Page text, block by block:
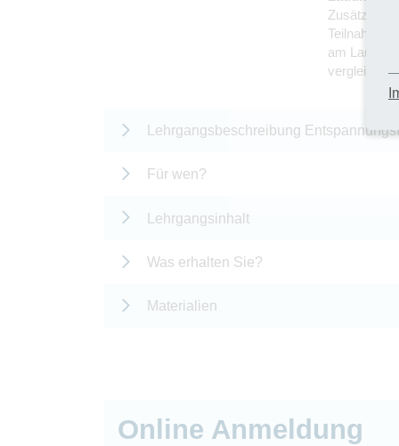
Zusätzlich
Teilnahme
am
Lehrgangsbeschreibung
Für wen?
Lehrgangsinhalt
Was erhalten Sie?
Materialien
Online Anmeldung